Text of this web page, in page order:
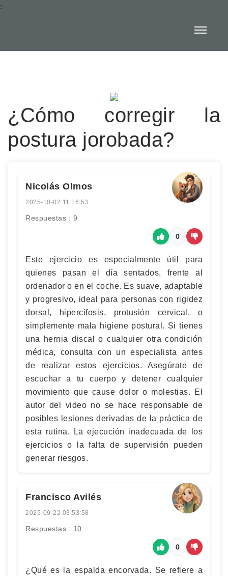
:
¿Cómo corregir la
postura jorobada?
Nicolás Olmos
2025-10-02 11:16:53
Respuestas : 9
0
Este ejercicio es especialmente útil para
quienes pasan el día sentados, frente al
ordenador o en el coche. Es suave, adaptable
y progresivo, ideal para personas con rigidez
dorsal, hipercifosis, protusión cervical, o
simplemente mala higiene postural. Si tienes
una hernia discal o cualquier otra condición
médica, consulta con un especialista antes
de realizar estos ejercicios. Asegúrate de
escuchar a tu cuerpo y detener cualquier
movimiento que cause dolor o molestias. El
autor del video no se hace responsable de
posibles lesiones derivadas de la práctica de
esta rutina. La ejecución inadecuada de los
ejercicios o la falta de supervisión pueden
generar riesgos.
Francisco Avilés
2025-09-22 03:53:58
Respuestas : 10
0
¿Qué es la espalda encorvada. Se refiere a